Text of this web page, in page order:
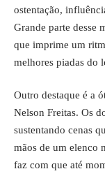
ostentação,
Grande parte desse
que imprime um
melhores piadas do
Outro destaque é a
Nelson Freitas. Os
sustentando cenas
mãos de um elenco
faz com que até